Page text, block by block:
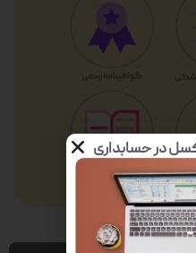
در حسابداری